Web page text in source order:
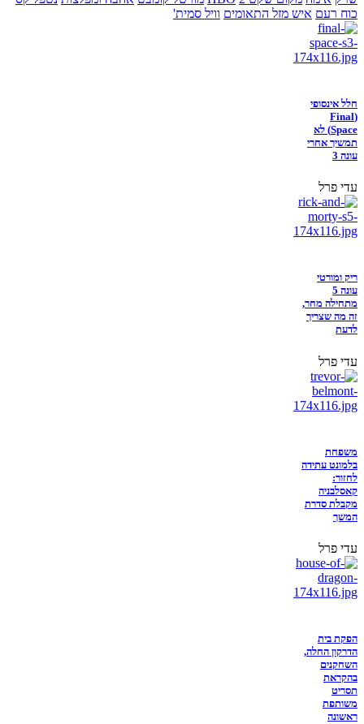
כוח רעם איש מזל התאומים וויל סמית'
חלל אינסופי
(Final
Space) לא
תמשיך אחרי
עונה 3
עדי פרל
ריק ומורטי
עונה 5
מתחילה מחר,
זה מה שצריך
לדעת
עדי פרל
משפחת
בלמונט עתידה
לחזור:
קאסלבניה
מקבלת סדרת
המשך
עדי פרל
הפקת בית
הדרקון החלה,
השחקנים
בהקראת
תסריט
משותפת
ראשונה